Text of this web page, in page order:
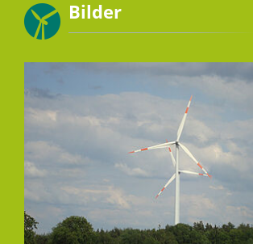
Bilder